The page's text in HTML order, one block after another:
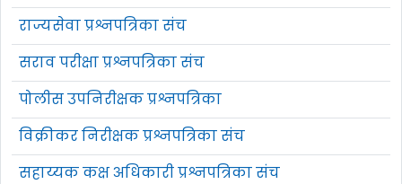
राज्यसेवा प्रश्नपत्रिका संच
सराव परीक्षा प्रश्नपत्रिका संच
पोलीस उपनिरीक्षक प्रश्नपत्रिका
विक्रीकर निरीक्षक प्रश्नपत्रिका संच
सहाय्यक कक्ष अधिकारी प्रश्नपत्रिका संच